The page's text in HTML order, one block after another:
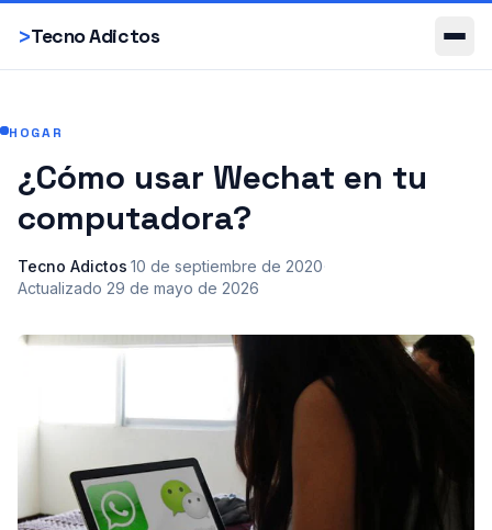
>Tecno Adictos
Smartphones
HOGAR
¿Cómo usar Wechat en tu
computadora?
Tecno Adictos·10 de septiembre de 2020·
Actualizado 29 de mayo de 2026